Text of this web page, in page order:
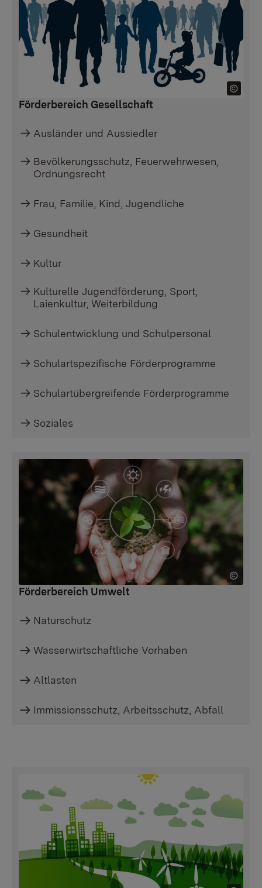
Förderbereich Gesellschaft
Ausländer und Aussiedler
Bevölkerungsschutz, Feuerwehrwesen,
Ordnungsrecht
Frau, Familie, Kind, Jugendliche
Gesundheit
Kultur
Kulturelle Jugendförderung, Sport,
Laienkultur, Weiterbildung
Schulentwicklung und Schulpersonal
Schulartspezifische Förderprogramme
Schulartübergreifende Förderprogramme
Soziales
Förderbereich Umwelt
Naturschutz
Wasserwirtschaftliche Vorhaben
Altlasten
Immissionsschutz, Arbeitsschutz, Abfall